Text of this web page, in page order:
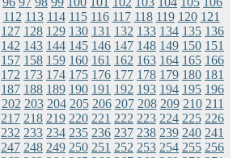
112 113 114 115 116 117 118 119 120 121
127 128 129 130 131 132 133 134 135 136
142 143 144 145 146 147 148 149 150 151
157 158 159 160 161 162 163 164 165 166
172 173 174 175 176 177 178 179 180 181
187 188 189 190 191 192 193 194 195 196
202 203 204 205 206 207 208 209 210 211
217 218 219 220 221 222 223 224 225 226
232 233 234 235 236 237 238 239 240 241
247 248 249 250 251 252 253 254 255 256